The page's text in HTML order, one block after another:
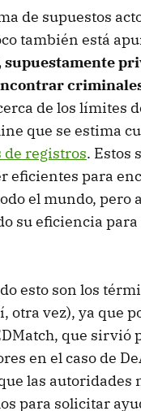
de supuestos
también está
supuestamente
de los límites
que se estima
registros. Estos
eficientes para
el mundo, pero
su eficiencia
esto son los
otra vez), ya que
que sirvió
en el caso de
las autoridades
para solicitar